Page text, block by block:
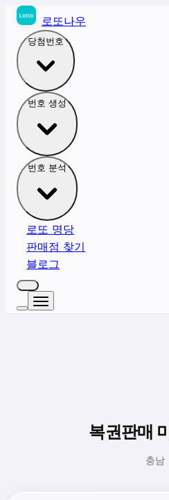
로또나우
당첨번호
번호 생성
번호 분석
로또 명당
판매점 찾기
블로그
복권판매
충남